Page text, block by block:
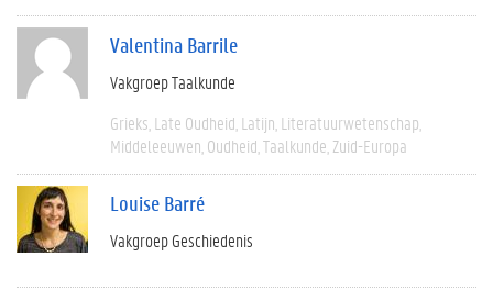
Valentina Barrile
Vakgroep Taalkunde
Grieks Late Oudheid Latijn Literatuurwetenschap
Middeleeuwen Oudheid Taalkunde Zuid-Europa
Louise Barré
Vakgroep Geschiedenis